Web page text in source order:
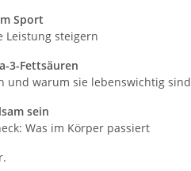
Sport
Leistung steigern
3-Fettsäuren
und warum sie lebenswichtig sind
sein
Was im Körper passiert